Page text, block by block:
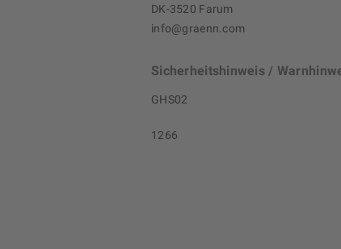
DK-3520 Farum
info@graenn.com
Sicherheitshinweis /
GHS02
1266